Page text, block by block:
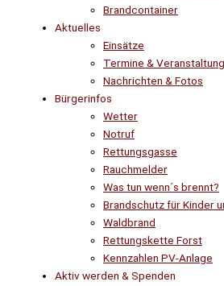
Brandcontainer
Aktuelles
Einsätze
Termine &
Nachrichten & Fotos
Bürgerinfos
Wetter
Notruf
Rettungsgasse
Rauchmelder
Was tun wenn´s brennt?
Brandschutz für Kinder
Waldbrand
Rettungskette Forst
Kennzahlen PV-Anlage
Aktiv werden & Spenden